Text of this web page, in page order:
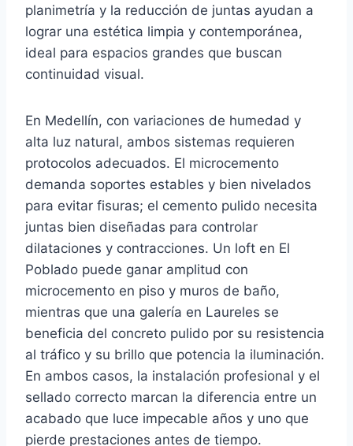
planimetría y la reducción de juntas ayudan a
lograr una estética limpia y contemporánea,
ideal para espacios grandes que buscan
continuidad visual.
En Medellín, con variaciones de humedad y
alta luz natural, ambos sistemas requieren
protocolos adecuados. El microcemento
demanda soportes estables y bien nivelados
para evitar fisuras; el cemento pulido necesita
juntas bien diseñadas para controlar
dilataciones y contracciones. Un loft en El
Poblado puede ganar amplitud con
microcemento en piso y muros de baño,
mientras que una galería en Laureles se
beneficia del concreto pulido por su resistencia
al tráfico y su brillo que potencia la iluminación.
En ambos casos, la instalación profesional y el
sellado correcto marcan la diferencia entre un
acabado que luce impecable años y uno que
pierde prestaciones antes de tiempo.